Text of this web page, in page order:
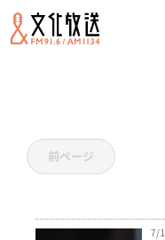
前ページ
7/